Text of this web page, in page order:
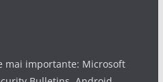
mai importante: Microsoft